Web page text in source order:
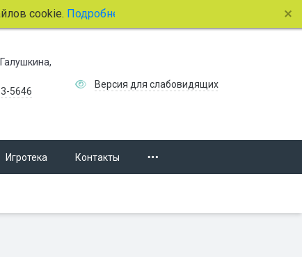
cookie.Подробнее.
5646
Версия для слабовидящих
Игротека Контакты